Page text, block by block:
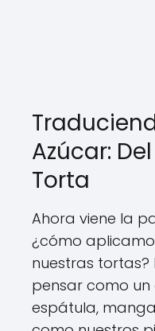
Azúcar:
Torta
Ahora viene la
¿cómo
nuestras tortas?
pensar como
espátula,